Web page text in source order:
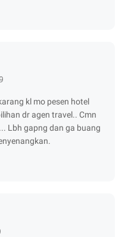
kl mo pesen hotel
dr agen travel.. Cmn
Lbh gapng dan ga buang